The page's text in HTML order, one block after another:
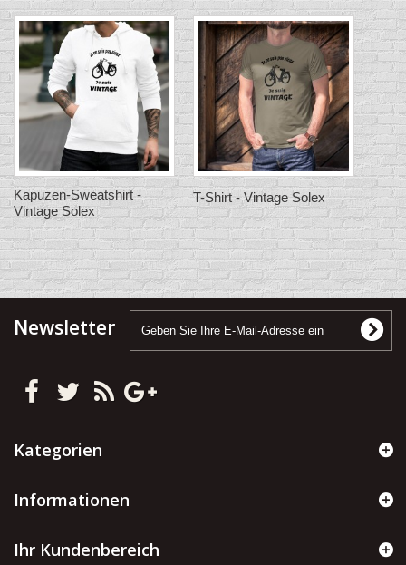
Kapuzen-Sweatshirt -
Vintage Solex
T-Shirt - Vintage Solex
Newsletter
Kategorien
Informationen
Ihr Kundenbereich